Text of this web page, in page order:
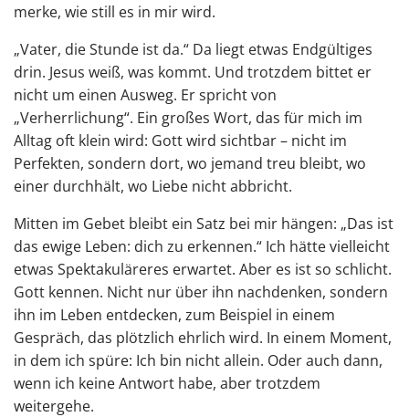
merke, wie still es in mir wird.
„Vater, die Stunde ist da.“ Da liegt etwas Endgültiges
drin. Jesus weiß, was kommt. Und trotzdem bittet er
nicht um einen Ausweg. Er spricht von
„Verherrlichung“. Ein großes Wort, das für mich im
Alltag oft klein wird: Gott wird sichtbar – nicht im
Perfekten, sondern dort, wo jemand treu bleibt, wo
einer durchhält, wo Liebe nicht abbricht.
Mitten im Gebet bleibt ein Satz bei mir hängen: „Das ist
das ewige Leben: dich zu erkennen.“ Ich hätte vielleicht
etwas Spektakuläreres erwartet. Aber es ist so schlicht.
Gott kennen. Nicht nur über ihn nachdenken, sondern
ihn im Leben entdecken, zum Beispiel in einem
Gespräch, das plötzlich ehrlich wird. In einem Moment,
in dem ich spüre: Ich bin nicht allein. Oder auch dann,
wenn ich keine Antwort habe, aber trotzdem
weitergehe.